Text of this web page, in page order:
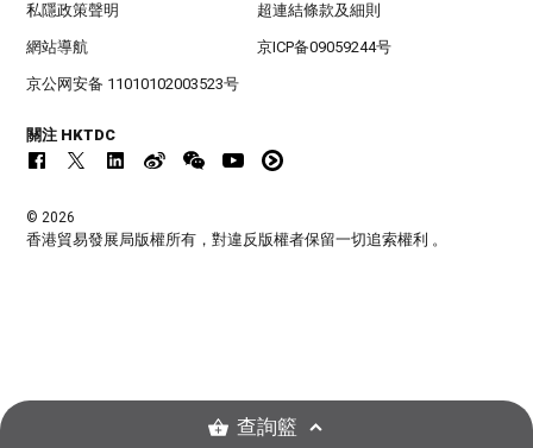
私隱政策聲明 超連結條款及細則
網站導航 京ICP备09059244号
京公网安备 11010102003523号
關注 HKTDC
© 2026
香港貿易發展局版權所有，對違反版權者保留一切追索權利 。
查詢籃